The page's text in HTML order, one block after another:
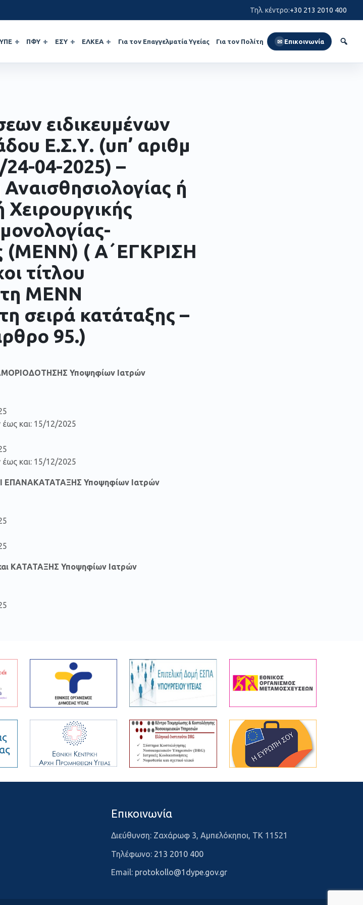
Τηλ. κέντρο:+30 213 2010 400
ΠΦΥ ΕΣΥ ΕΛΚΕΑ Για τον Επαγγελματία Υγείας Για τον Πολίτη ✉ Επικοινωνία
ειδικευμένων
Ε.Σ.Υ. (υπ’ αριθμ
04-2025) –
Αναισθησιολογίας ή
Χειρουργικής
(ΜΕΝΝ) ( Α΄ΕΓΚΡΙΣΗ
τίτλου
ΜΕΝΝ
σειρά κατάταξης –
95.)
Υποψηφίων Ιατρών
και: 15/12/2025
και: 15/12/2025
ΕΠΑΝΑΚΑΤΑΤΑΞΗΣ Υποψηφίων Ιατρών
ΚΑΤΑΤΑΞΗΣ Υποψηφίων Ιατρών
Επικοινωνία
Διεύθυνση: Ζαχάρωφ 3, Αμπελόκηποι, ΤΚ 11521
Τηλέφωνο: 213 2010 400
Email: protokollo@1dype.gov.gr